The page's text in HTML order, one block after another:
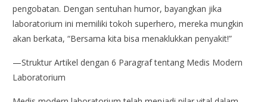
pengobatan. Dengan sentuhan humor, bayangkan jika
laboratorium ini memiliki tokoh superhero, mereka mungkin
akan berkata, “Bersama kita bisa menaklukkan penyakit!”
—Struktur Artikel dengan 6 Paragraf tentang Medis Modern
Laboratorium